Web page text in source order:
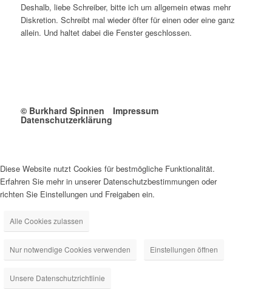
Deshalb, liebe Schreiber, bitte ich um allgemein etwas mehr
Diskretion. Schreibt mal wieder öfter für einen oder eine ganz
allein. Und haltet dabei die Fenster geschlossen.
© Burkhard Spinnen Impressum
Datenschutzerklärung
Diese Website nutzt Cookies für bestmögliche Funktionalität.
Erfahren Sie mehr in unserer Datenschutzbestimmungen oder
richten Sie Einstellungen und Freigaben ein.
Alle Cookies zulassen
Nur notwendige Cookies verwenden Einstellungen öffnen
Unsere Datenschutzrichtlinie